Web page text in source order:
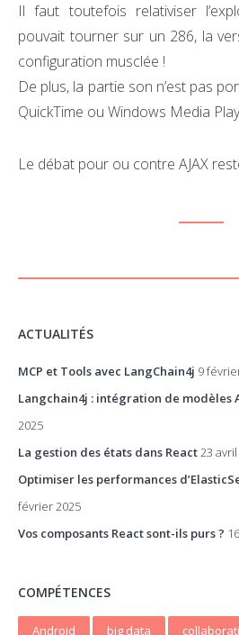
Il faut toutefois relativiser
pouvait tourner sur un 286, la
configuration musclée !
De plus, la partie son n’est pas
QuickTime ou Windows Media
Le débat pour ou contre AJAX
ACTUALITÉS
MCP et Tools avec LangChain4j 9
Langchain4j : intégration de modèles
2025
La gestion des états dans React23
Optimiser les performances
février 2025
Vos composants React sont-ils purs ?
COMPÉTENCES
Android big data